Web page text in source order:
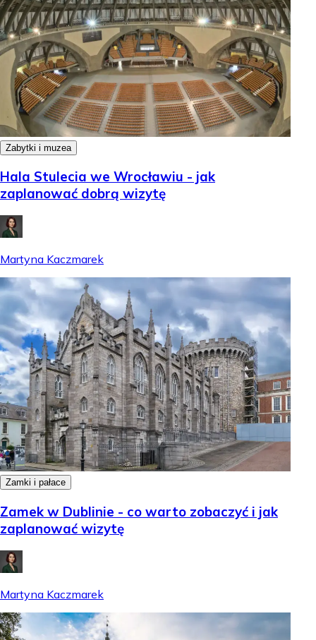
Zabytki i muzea
Hala Stulecia we Wrocławiu - jak
zaplanować dobrą wizytę
Martyna Kaczmarek
Zamki i pałace
Zamek w Dublinie - co warto zobaczyć i jak
zaplanować wizytę
Martyna Kaczmarek